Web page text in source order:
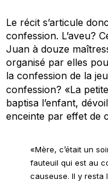
Le récit s’articule
confession. L’aveu?
Juan à douze
organisé par elles
la confession de la
confession? «La
baptisa l’enfant,
enceinte par effet de
«Mère, c’était un
fauteuil qui est au
causeuse. Il y resta